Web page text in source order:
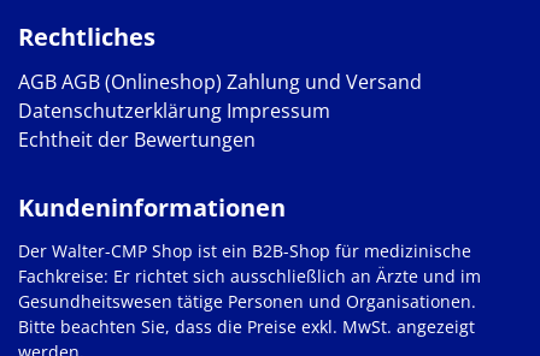
Rechtliches
AGBAGB (Onlineshop) Zahlung und Versand
Datenschutzerklärung Impressum
Echtheit der Bewertungen
Kundeninformationen
Der Walter-CMP Shop ist ein B2B-Shop für medizinische
Fachkreise: Er richtet sich ausschließlich an Ärzte und im
Gesundheitswesen tätige Personen und Organisationen.
Bitte beachten Sie, dass die Preise exkl. MwSt. angezeigt